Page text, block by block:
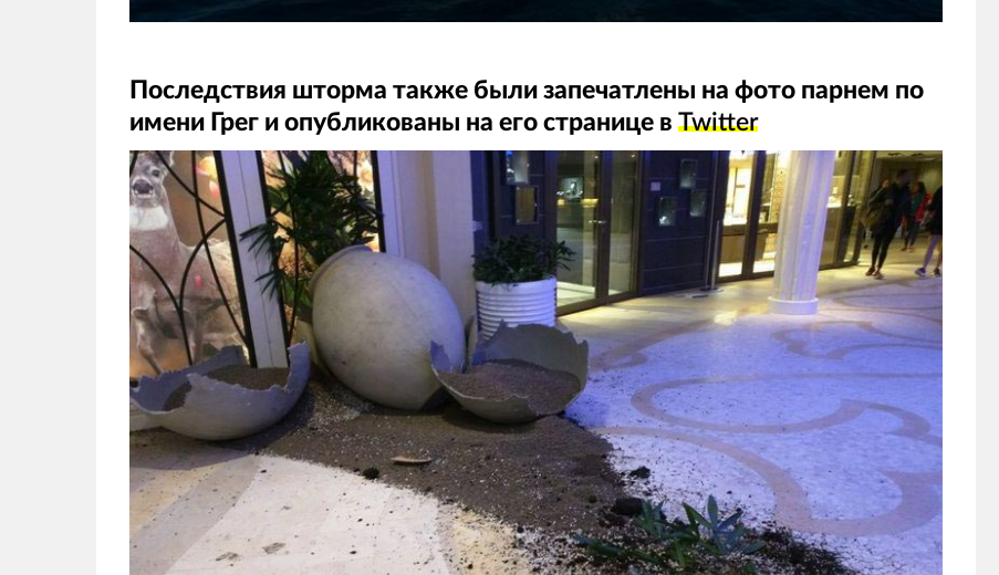
Последствия шторма также были запечатлены на фото парнем по
имени Грег и опубликованы на его странице в Twitter